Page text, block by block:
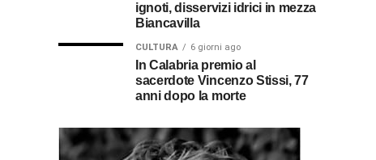
ignoti, disservizi idrici in mezza
Biancavilla
CULTURA 6 giorni ago
In Calabria premio al
sacerdote Vincenzo Stissi, 77
anni dopo la morte